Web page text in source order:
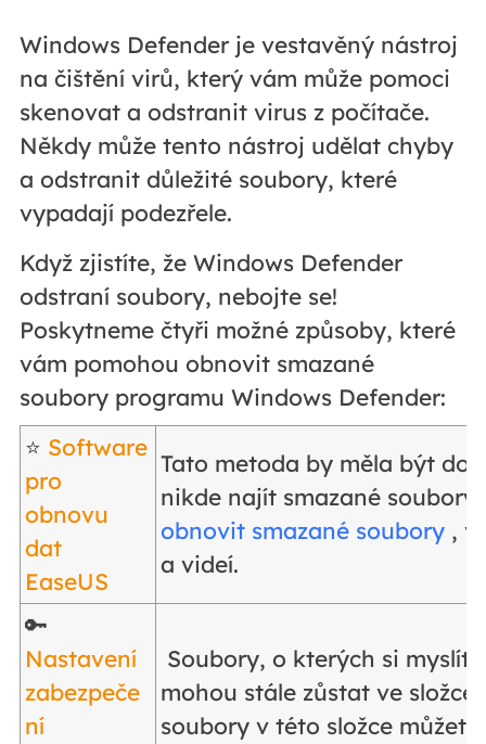
Windows Defender je vestavěný nástroj
na čištění virů, který vám může pomoci
skenovat a odstranit virus z počítače.
Někdy může tento nástroj udělat chyby
a odstranit důležité soubory, které
vypadají podezřele.
Když zjistíte, že Windows Defender
odstraní soubory, nebojte se!
Poskytneme čtyři možné způsoby, které
vám pomohou obnovit smazané
soubory programu Windows Defender:
⭐ Software
pro
obnovu
dat
EaseUS
Tato metoda by měla být
nikde najít smazané
obnovit smazané soubory ,
a videí.
🔑
Nastavení
zabezpeče
ní
Soubory, o kterých si
mohou stále zůstat ve
soubory v této složce